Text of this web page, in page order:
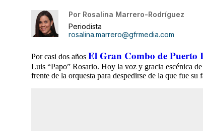
Por Rosalina Marrero-Rodríguez
Periodista
rosalina.marrero@gfrmedia.com
Por casi dos años El Gran Combo de Puerto
Luis “Papo” Rosario. Hoy la voz y gracia escénica
frente de la orquesta para despedirse de la que fue su